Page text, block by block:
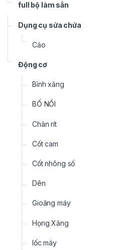
full bộ làm sẳn
Dụng cụ sửa chửa
Cảo
Động cơ
Bình xăng
BỐ NỒI
Chân rít
Cốt cam
Cốt nhông số
Dên
Gioăng máy
Họng Xăng
lốc máy